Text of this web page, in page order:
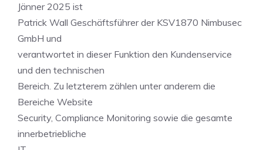
Jänner 2025 ist
Patrick Wall Geschäftsführer der KSV1870 Nimbusec
GmbH und
verantwortet in dieser Funktion den Kundenservice
und den technischen
Bereich. Zu letzterem zählen unter anderem die
Bereiche Website
Security, Compliance Monitoring sowie die gesamte
innerbetriebliche